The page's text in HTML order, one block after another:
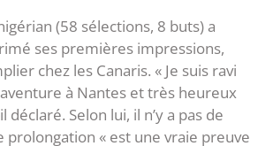
(58 sélections, 8 buts) a
ses premières impressions,
chez les Canaris. « Je suis ravi
à Nantes et très heureux
déclaré. Selon lui, il n’y a pas de
prolongation « est une vraie preuve